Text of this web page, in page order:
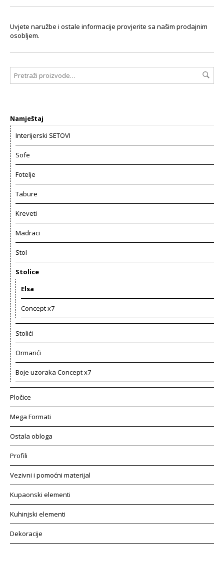
Uvjete naružbe i ostale informacije provjerite sa našim prodajnim
osobljem.
Namještaj
Interijerski SETOVI
Sofe
Fotelje
Tabure
Kreveti
Madraci
Stol
Stolice
Elsa
Concept x7
Stolići
Ormarići
Boje uzoraka Concept x7
Pločice
Mega Formati
Ostala obloga
Profili
Vezivni i pomoćni materijal
Kupaonski elementi
Kuhinjski elementi
Dekoracije